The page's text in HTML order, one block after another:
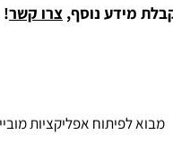
מידע נוסף, צרו קשר!
מבוא לפיתוח אפליקציות